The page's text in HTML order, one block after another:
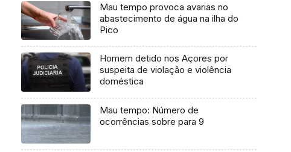
Mau tempo provoca avarias no
abastecimento de água na ilha do
Pico
Homem detido nos Açores por
suspeita de violação e violência
doméstica
Mau tempo: Número de
ocorrências sobre para 9